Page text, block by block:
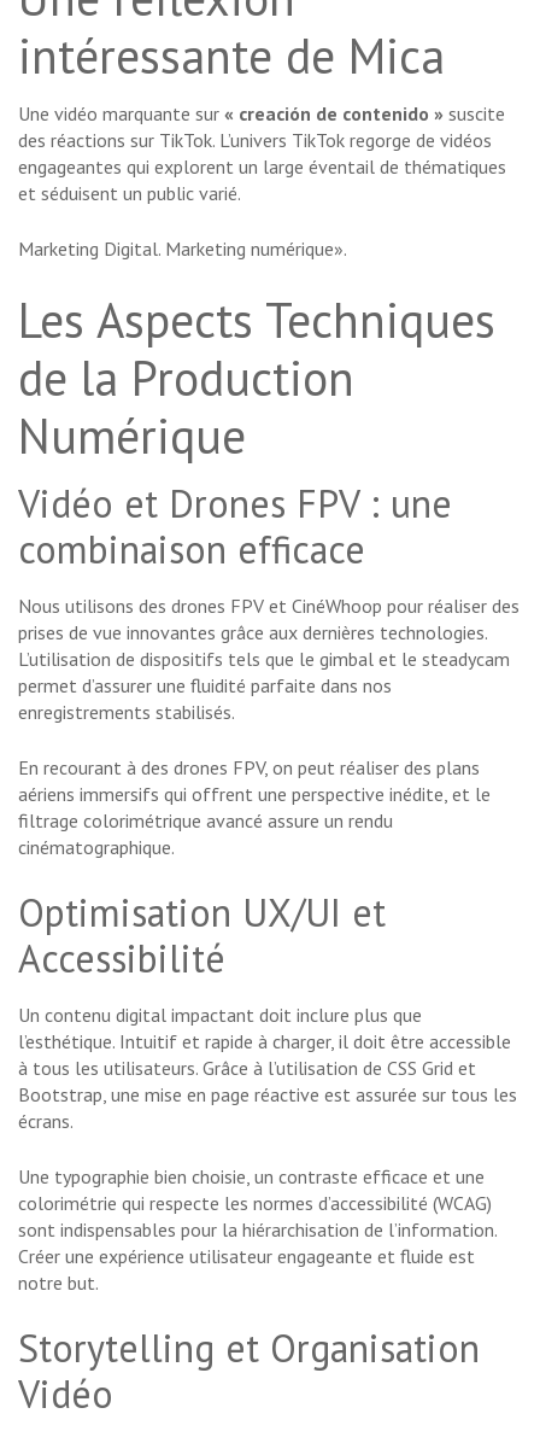
intéressante de Mica
Une vidéo marquante sur « creación de contenido » suscite
des réactions sur TikTok. L’univers TikTok regorge de vidéos
engageantes qui explorent un large éventail de thématiques
et séduisent un public varié.
Marketing Digital. Marketing numérique».
Les Aspects Techniques
de la Production
Numérique
Vidéo et Drones FPV : une
combinaison efficace
Nous utilisons des drones FPV et CinéWhoop pour réaliser des
prises de vue innovantes grâce aux dernières technologies.
L’utilisation de dispositifs tels que le gimbal et le steadycam
permet d’assurer une fluidité parfaite dans nos
enregistrements stabilisés.
En recourant à des drones FPV, on peut réaliser des plans
aériens immersifs qui offrent une perspective inédite, et le
filtrage colorimétrique avancé assure un rendu
cinématographique.
Optimisation UX/UI et
Accessibilité
Un contenu digital impactant doit inclure plus que
l’esthétique. Intuitif et rapide à charger, il doit être accessible
à tous les utilisateurs. Grâce à l’utilisation de CSS Grid et
Bootstrap, une mise en page réactive est assurée sur tous les
écrans.
Une typographie bien choisie, un contraste efficace et une
colorimétrie qui respecte les normes d’accessibilité (WCAG)
sont indispensables pour la hiérarchisation de l’information.
Créer une expérience utilisateur engageante et fluide est
notre but.
Storytelling et Organisation
Vidéo